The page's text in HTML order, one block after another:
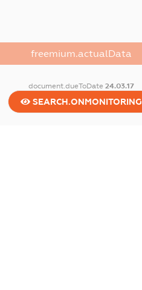
freemium.actualData
document.dueToDate 24.03.17
SEARCH.ONMONITORING